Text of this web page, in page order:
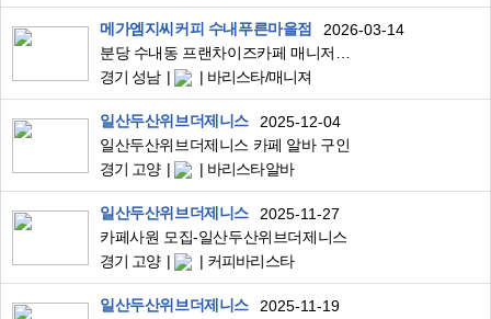
메가엠지씨커피 수내푸른마을점
2026-03-14
경기 성남
바리스타/매니져
일산두산위브더제니스
2025-12-04
일산두산위브더제니스 카페 알바 구인
경기 고양
바리스타알바
일산두산위브더제니스
2025-11-27
카페사원 모집-일산두산위브더제니스
경기 고양
커피바리스타
일산두산위브더제니스
2025-11-19